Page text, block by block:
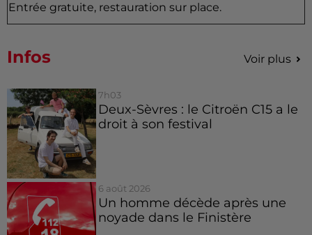
Entrée gratuite, restauration sur place.
Infos Voir plus
7h03
Deux-Sèvres : le Citroën C15 a le
droit à son festival
6 août 2026
Un homme décède après une
noyade dans le Finistère